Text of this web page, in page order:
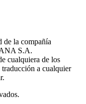
de la compañía
S.A.
cualquiera de los
traducción a cualquier